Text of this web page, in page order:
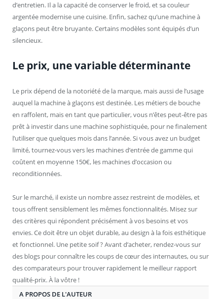
d’entretien. Il a la capacité de conserver le froid, et sa couleur
argentée modernise une cuisine. Enfin, sachez qu’une machine à
glaçons peut être bruyante. Certains modèles sont équipés d’un
silencieux.
Le prix, une variable déterminante
Le prix dépend de la notoriété de la marque, mais aussi de l’usage
auquel la machine à glaçons est destinée. Les métiers de bouche
en raffolent, mais en tant que particulier, vous n’êtes peut-être pas
prêt à investir dans une machine sophistiquée, pour ne finalement
l’utiliser que quelques mois dans l’année. Si vous avez un budget
limité, tournez-vous vers les machines d’entrée de gamme qui
coûtent en moyenne 150€, les machines d’occasion ou
reconditionnées.
Sur le marché, il existe un nombre assez restreint de modèles, et
tous offrent sensiblement les mêmes fonctionnalités. Misez sur
des critères qui répondent précisément à vos besoins et vos
envies. Ce doit être un objet durable, au design à la fois esthétique
et fonctionnel. Une petite soif ? Avant d’acheter, rendez-vous sur
des blogs pour connaître les coups de cœur des internautes, ou sur
des comparateurs pour trouver rapidement le meilleur rapport
qualité-prix. À la vôtre !
A PROPOS DE L'AUTEUR